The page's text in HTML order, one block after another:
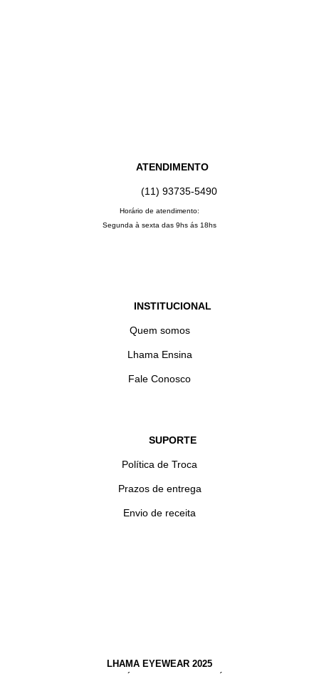
ATENDIMENTO
(11) 93735‑5490‬
Horário de atendimento:
Segunda à sexta das 9hs ás 18hs
INSTITUCIONAL
Quem somos
Lhama Ensina
Fale Conosco
SUPORTE
Política de Troca
Prazos de entrega
Envio de receita
LHAMA EYEWEAR 2025